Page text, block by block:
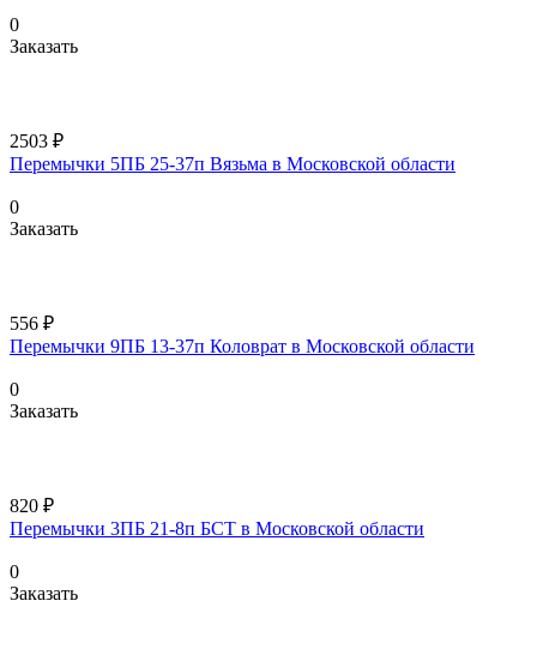
0
Заказать
2503 ₽
Перемычки 5ПБ 25-37п Вязьма в Московской области
0
Заказать
556 ₽
Перемычки 9ПБ 13-37п Коловрат в Московской области
0
Заказать
820 ₽
Перемычки 3ПБ 21-8п БСТ в Московской области
0
Заказать